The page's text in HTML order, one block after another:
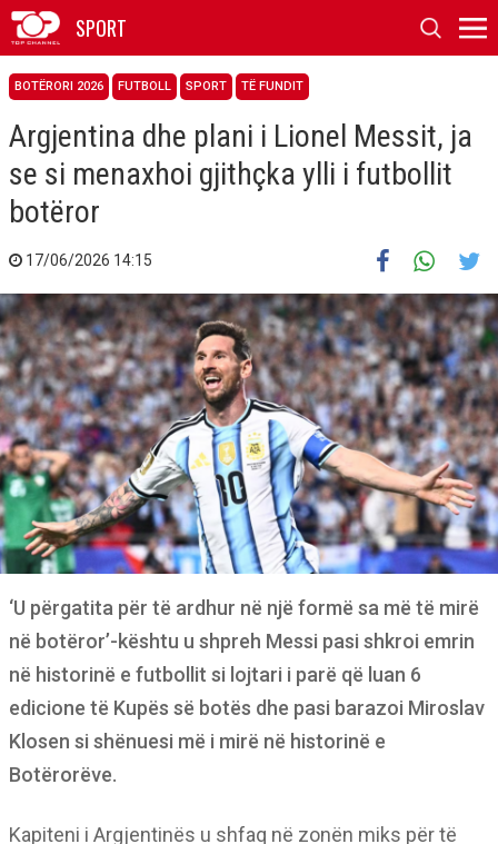
SPORT
BOTËRORI 2026 FUTBOLL SPORT TË FUNDIT
Argjentina dhe plani i Lionel Messit, ja
se si menaxhoi gjithçka ylli i futbollit
botëror
17/06/2026 14:15
‘U përgatita për të ardhur në një formë sa më të mirë
në botëror’-kështu u shpreh Messi pasi shkroi emrin
në historinë e futbollit si lojtari i parë që luan 6
edicione të Kupës së botës dhe pasi barazoi Miroslav
Klosen si shënuesi më i mirë në historinë e
Botërorëve.
Kapiteni i Argjentinës u shfaq në zonën miks për të